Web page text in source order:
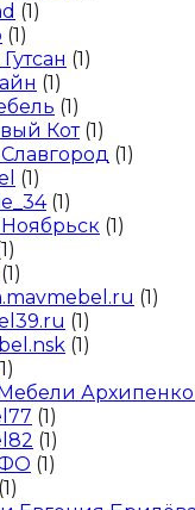
(1)
(1)
(1)
(1)
(1)
Кот (1)
(1)
(1)
(1)
(1)
1)
(1)
(1)
(1)
(1)
1)
(1)
(1)
(1)
(1)